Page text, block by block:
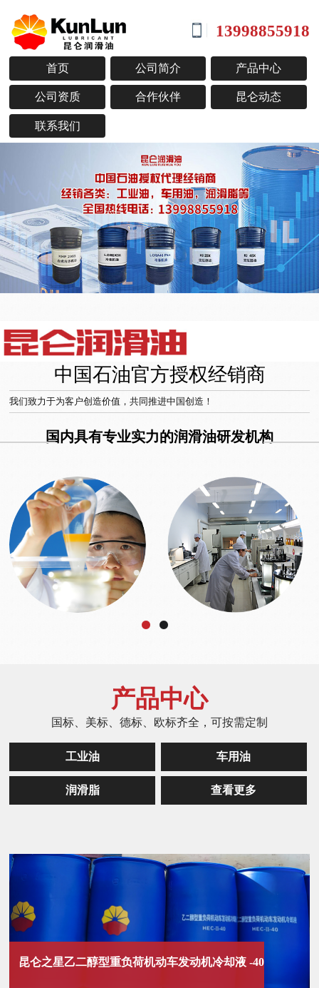
13998855918
首页 公司简介 产品中心
公司资质 合作伙伴 昆仑动态
联系我们
中国石油官方授权经销商
我们致力于为客户创造价值，共同推进中国创造！
国内具有专业实力的润滑油研发机构
产品中心
国标、美标、德标、欧标齐全，可按需定制
工业油 车用油
润滑脂 查看更多
昆仑之星乙二醇型重负荷机动车发动机冷却液 -40